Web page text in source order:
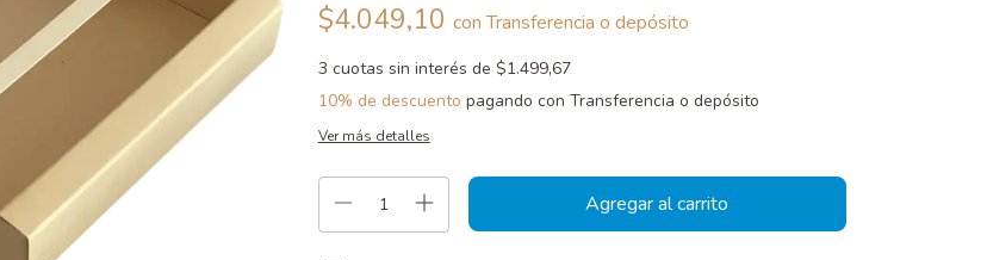
$4.049,10 con Transferencia o depósito
3 cuotas sin interés de $1.499,67
10% de descuento pagando con Transferencia o depósito
Ver más detalles